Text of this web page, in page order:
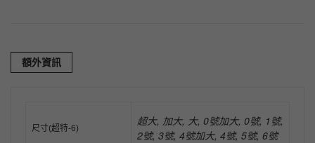
額外資訊
尺寸(超特-6)
超大, 加大, 大, 0號加大, 0號, 1號,
2號, 3號, 4號加大, 4號, 5號, 6號